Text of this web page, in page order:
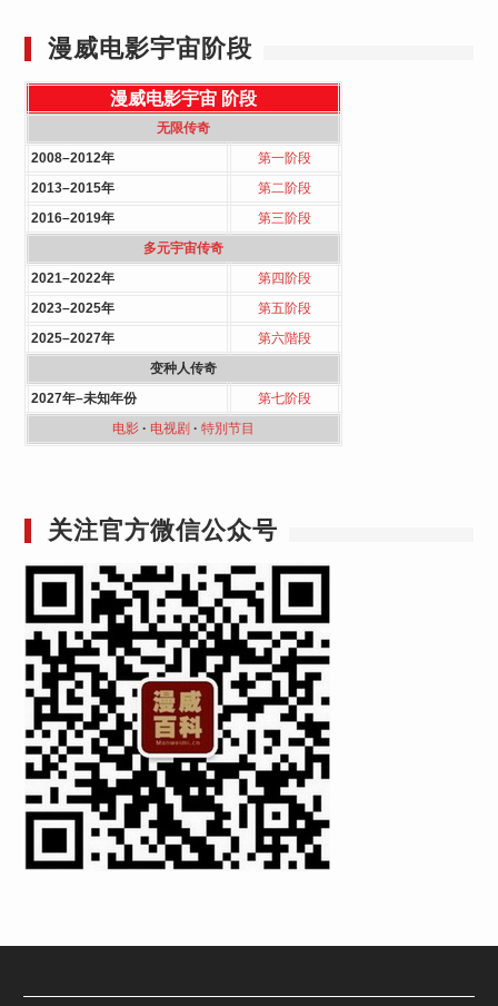
漫威电影宇宙阶段
漫威电影宇宙 阶段
无限传奇
2008–2012年
第一阶段
2013–2015年
第二阶段
2016–2019年
第三阶段
多元宇宙传奇
2021–2022年
第四阶段
2023–2025年
第五阶段
2025–2027年
第六階段
变种人传奇
2027年–未知年份
第七阶段
电影· 电视剧 · 特別节目
关注官方微信公众号